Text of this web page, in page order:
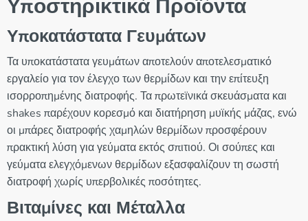
Υποστηρικτικά Προϊόντα
Υποκατάστατα Γευμάτων
Τα υποκατάστατα γευμάτων αποτελούν αποτελεσματικό
εργαλείο για τον έλεγχο των θερμίδων και την επίτευξη
ισορροπημένης διατροφής. Τα πρωτεϊνικά σκευάσματα και
shakes παρέχουν κορεσμό και διατήρηση μυϊκής μάζας, ενώ
οι μπάρες διατροφής χαμηλών θερμίδων προσφέρουν
πρακτική λύση για γεύματα εκτός σπιτιού. Οι σούπες και
γεύματα ελεγχόμενων θερμίδων εξασφαλίζουν τη σωστή
διατροφή χωρίς υπερβολικές ποσότητες.
Βιταμίνες και Μέταλλα